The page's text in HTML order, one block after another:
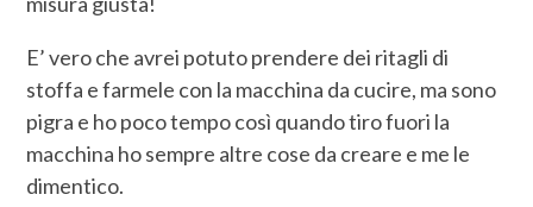
E’ vero che avrei potuto prendere dei ritagli di
stoffa e farmele con la macchina da cucire, ma sono
pigra e ho poco tempo così quando tiro fuori la
macchina ho sempre altre cose da creare e me le
dimentico.